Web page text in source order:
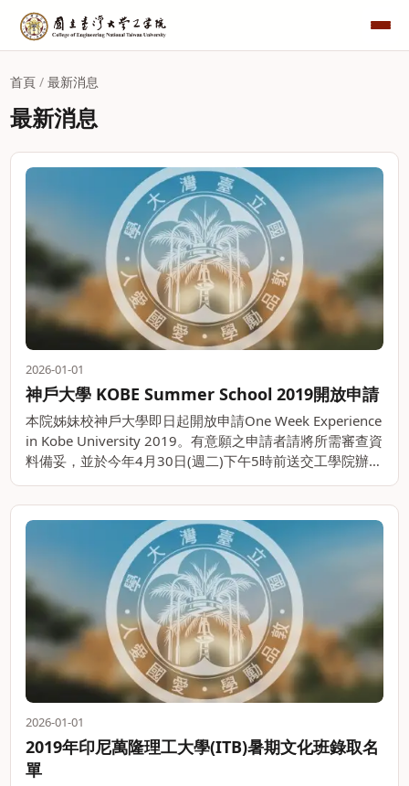
首頁 /最新消息
最新消息
2026-01-01
神戶大學 KOBE Summer School 2019開放申請
本院姊妹校神戶大學即日起開放申請One Week Experience
in Kobe University 2019。有意願之申請者請將所需審查資
料備妥，並於今年4月30日(週二)下午5時前送交工學院辦公
室，逾時歉難收件。 課程時間：20。。
2026-01-01
2019年印尼萬隆理工大學(ITB)暑期文化班錄取名
單